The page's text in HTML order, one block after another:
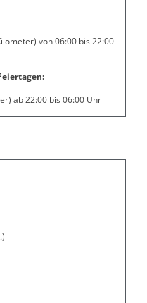
von 06:00 bis 22:00
ab 22:00 bis 06:00 Uhr